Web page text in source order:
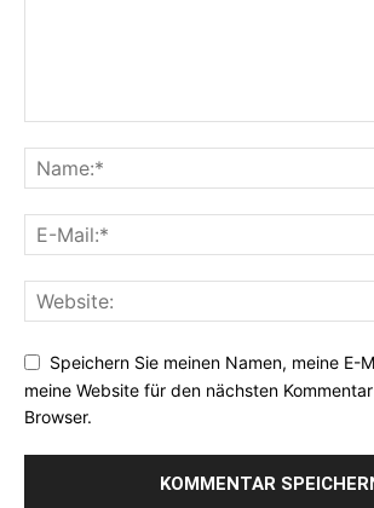
Speichern Sie meinen Namen, meine E-
meine Website für den nächsten
Browser.